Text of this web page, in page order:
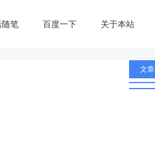
随笔 百度一下 关于本站
文章